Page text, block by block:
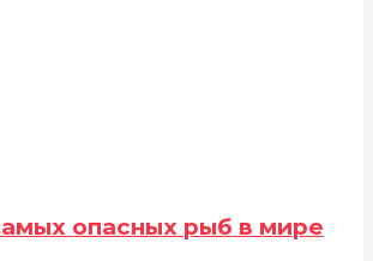
опасных рыб в мире